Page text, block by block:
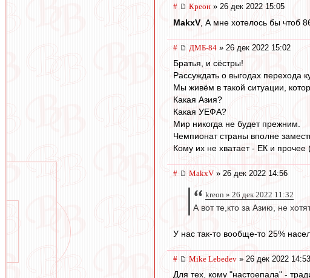
# Креон » 26 дек 2022 15:05
MakxV , А мне хотелось бы чтоб
# ДМБ-84 » 26 дек 2022 15:02
Братья, и сёстры!
Рассуждать о выгодах перехода
Мы живём в такой ситуации,
Какая Азия?
Какая УЕФА?
Мир никогда не будет прежним.
Чемпионат страны вполне
Кому их не хватает - ЕК и прочее
# MakxV » 26 дек 2022 14:56
kreon » 26 дек 2022 11:32
А вот те,кто за Азию, не
У нас так-то вообще-то 25%
# Mike Lebedev » 26 дек 2022 14:53
Для тех, кому "настоепала" -